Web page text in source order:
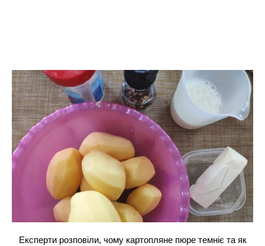
Експерти розповіли, чому картопляне пюре темніє та як